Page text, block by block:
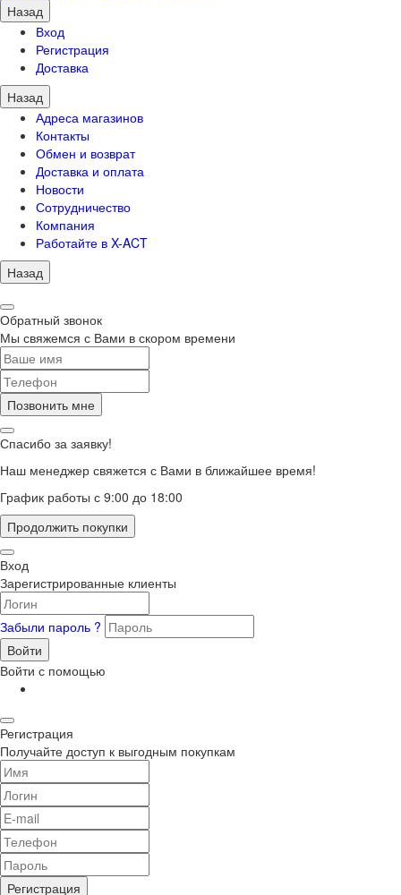
Назад
Вход
Регистрация
Доставка
Назад
Адреса магазинов
Контакты
Обмен и возврат
Доставка и оплата
Новости
Сотрудничество
Компания
Работайте в X-ACT
Назад
Обратный звонок
Мы свяжемся с Вами в скором времени
Позвонить мне
Спасибо за заявку!
Наш менеджер свяжется с Вами в ближайшее время!
График работы с 9:00 до 18:00
Продолжить покупки
Вход
Зарегистрированные клиенты
Забыли пароль ?
Войти
Войти с помощью
Регистрация
Получайте доступ к выгодным покупкам
Регистрация